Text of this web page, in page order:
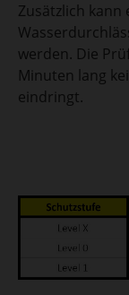
Zusätzlich kann
werden. Die
Minuten lang
eindringt.